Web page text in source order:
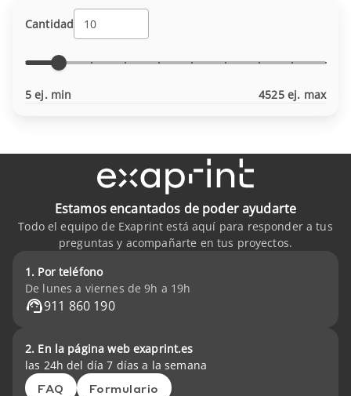
Cantidad
5 ej. min 4525 ej. max
Estamos encantados de poder ayudarte
Todo el equipo de Exaprint está aquí para responder a tus
preguntas y acompañarte en tus proyectos.
1. Por teléfono
De lunes a viernes de 9h a 19h
911 860 190
2. En la página web exaprint.es
las 24h del día 7 días a la semana
FAQ Formulario